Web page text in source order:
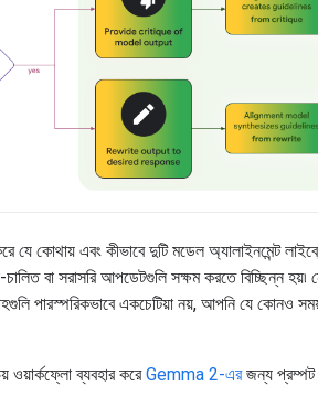
যে কোথায় এবং কীভাবে দুটি মডেল অ্যালাইনমেন্ট
চালিত বা সরাসরি আপডেটগুলি সক্ষম করতে বিচ্ছিন্ন হয়৷
পারস্পরিকভাবে একচেটিয়া নয়, আপনি যে কোনও
ওয়ার্কফ্লো ব্যবহার করেGemma 2-এরজন্য প্রম্পট